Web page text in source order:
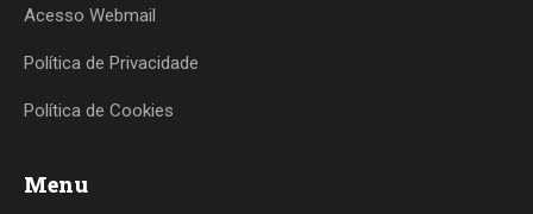
Acesso Webmail
Política de Privacidade
Política de Cookies
Menu